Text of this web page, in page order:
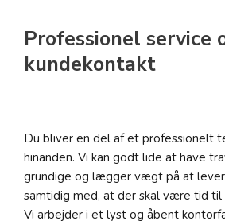
Professionel service
kundekontakt
Du bliver en del af et professionelt
hinanden. Vi kan godt lide at have
grundige og lægger vægt på at
samtidig med, at der skal være tid
Vi arbejder i et lyst og åbent